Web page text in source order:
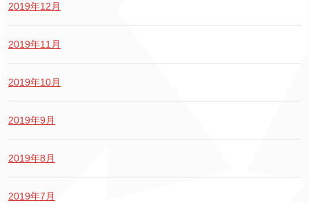
2019年12月
2019年11月
2019年10月
2019年9月
2019年8月
2019年7月